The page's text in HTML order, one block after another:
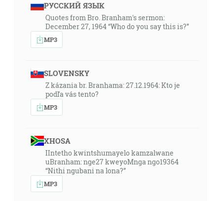
РУССКИЙ ЯЗЫК
Quotes from Bro. Branham's sermon:
December 27, 1964 “Who do you say this is?”
MP3
SLOVENSKY
Z kázania br. Branhama: 27.12.1964: Kto je
podľa vás tento?
MP3
XHOSA
IIntetho kwintshumayelo kamzalwane
uBranham: nge27 kweyoMnga ngo19364
“Nithi ngubani na lona?”
MP3